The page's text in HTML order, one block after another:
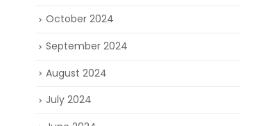
October 2024
September 2024
August 2024
July 2024